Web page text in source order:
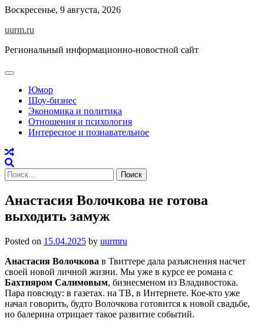
Skip
content
Воскресенье, 9 августа, 2026
uurm.ru
Региональный информационно-новостной сайт
Юмор
Шоу-бизнес
Экономика и политика
Отношения и психология
Интересное и познавательное
Найти:
Анастасия Волочкова не готова
выходить замуж
Posted on 15.04.2025 by uurmru
Анастасия Волочкова в Твиттере дала разъяснения насчет
своей новой личной жизни. Мы уже в курсе ее романа с
Бахтияром Салимовым, бизнесменом из Владивостока.
Пара повсюду: в газетах. на ТВ, в Интернете. Кое-кто уже
начал говорить, будто Волочкова готовится к новой свадьбе,
но балерина отрицает такое развитие событий.